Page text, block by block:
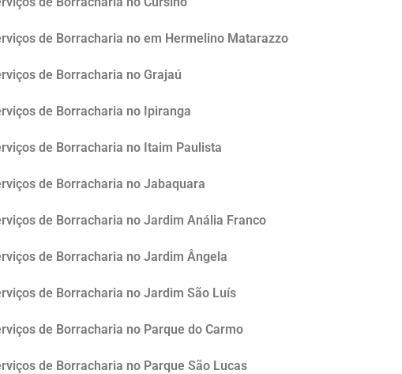
de Borracharia no em Hermelino Matarazzo
de Borracharia no Grajaú
de Borracharia no Ipiranga
de Borracharia no Itaim Paulista
de Borracharia no Jabaquara
de Borracharia no Jardim Anália Franco
de Borracharia no Jardim Ângela
de Borracharia no Jardim São Luís
de Borracharia no Parque do Carmo
de Borracharia no Parque São Lucas